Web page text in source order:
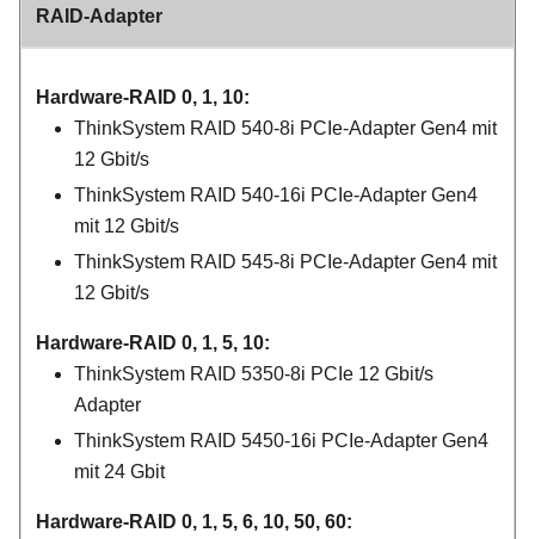
RAID-Adapter
Hardware-RAID 0, 1, 10:
ThinkSystem RAID 540-8i PCIe-Adapter Gen4 mit
12 Gbit/s
ThinkSystem RAID 540-16i PCIe-Adapter Gen4
mit 12 Gbit/s
ThinkSystem RAID 545-8i PCIe-Adapter Gen4 mit
12 Gbit/s
Hardware-RAID 0, 1, 5, 10:
ThinkSystem RAID 5350-8i PCIe 12 Gbit/s
Adapter
ThinkSystem RAID 5450-16i PCIe-Adapter Gen4
mit 24 Gbit
Hardware-RAID 0, 1, 5, 6, 10, 50, 60: